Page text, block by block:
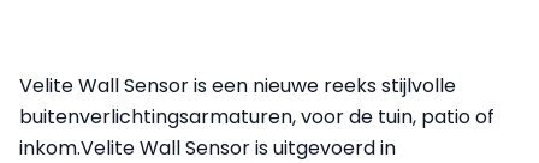
Velite Wall Sensor is een nieuwe reeks stijlvolle
buitenverlichtingsarmaturen, voor de tuin, patio of
inkom.Velite Wall Sensor is uitgevoerd in